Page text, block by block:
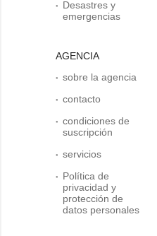
Desastres y
emergencias
AGENCIA
sobre la agencia
contacto
condiciones de
suscripción
servicios
Política de
privacidad y
protección de
datos personales